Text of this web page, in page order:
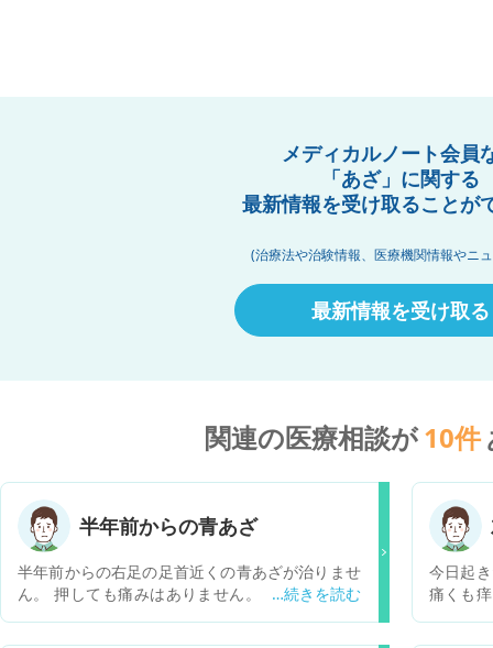
メディカルノート会員
「あざ」に関する
最新情報を受け取ることが
(治療法や治験情報、医療機関情報やニ
最新情報を受け取る
関連の医療相談が10件
半年前からの青あざ
半年前からの右足の足首近くの青あざが治りませ
ん。 押しても痛みはありません。 何が悪い病気
今日起
痛くも